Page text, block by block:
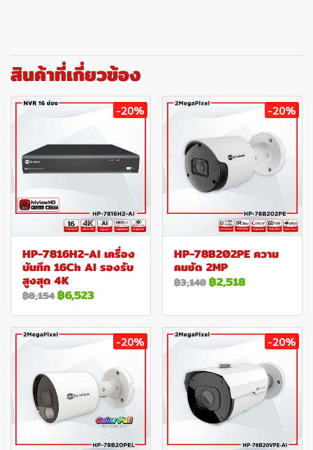
สินค้าที่เกี่ยวข้อง
-20%
HP-7816H2-AI เครื่อง
บันทึก 16Ch AI รองรับ
สูงสุด 4K
฿8,154฿6,523
-20%
HP-78B202PE ความ
คมชัด 2MP
฿3,148฿2,518
-20% -20%